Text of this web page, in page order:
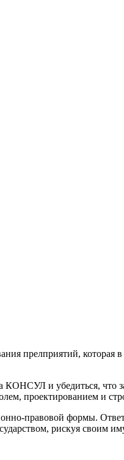
прелприятий, которая
и убедиться, что
проектированием и
правовой формы.
рискуя своим